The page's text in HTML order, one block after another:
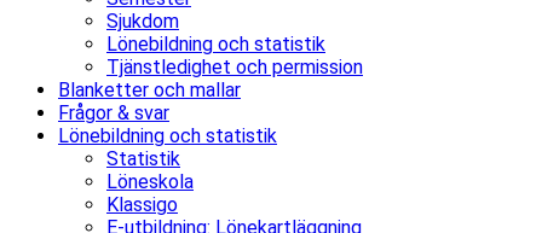
Sjukdom
Lönebildning och statistik
Tjänstledighet och permission
Blanketter och mallar
Frågor & svar
Lönebildning och statistik
Statistik
Löneskola
Klassigo
E-utbildning: Lönekartläggning